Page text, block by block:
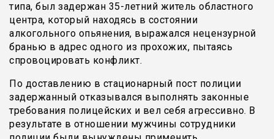
типа, был задержан 35-летний житель областного
центра, который находясь в состоянии
алкогольного опьянения, выражался нецензурной
бранью в адрес одного из прохожих, пытаясь
спровоцировать конфликт.
По доставлению в стационарный пост полиции
задержанный отказывался выполнять законные
требования полицейских и вел себя агрессивно. В
результате в отношении мужчины сотрудники